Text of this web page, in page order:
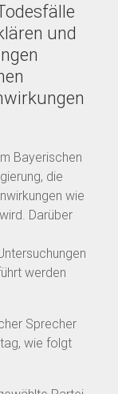
und
Bayerischen
die
wie
Darüber
werden
Sprecher
wie folgt